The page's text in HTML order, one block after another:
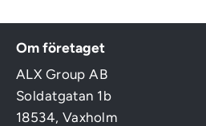
Om företaget
ALX Group AB
Soldatgatan 1b
18534, Vaxholm